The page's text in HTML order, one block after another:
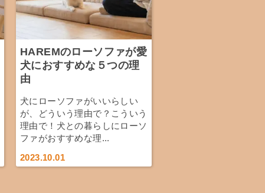
HAREMのローソファが愛
犬におすすめな５つの理
由
犬にローソファがいいらしい
が、どういう理由で？こういう
理由で！犬との暮らしにローソ
ファがおすすめな理...
2023.10.01